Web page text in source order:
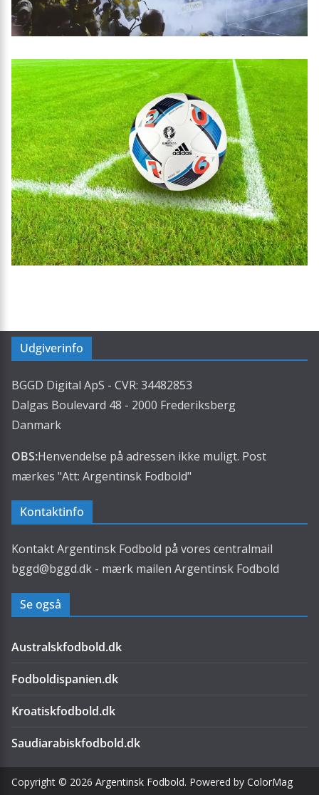
Udgiverinfo
BGGD Digital ApS - CVR: 34482853
Dalgas Boulevard 48 - 2000 Frederiksberg
Danmark
OBS:Henvendelse på adressen ikke muligt. Post
mærkes "Att: Argentinsk Fodbold"
Kontaktinfo
Kontakt Argentinsk Fodbold på vores centralmail
bggd@bggd.dk - mærk mailen Argentinsk Fodbold
Se også
Australskfodbold.dk
Fodboldispanien.dk
Kroatiskfodbold.dk
Saudiarabiskfodbold.dk
Copyright © 2026 Argentinsk Fodbold. Powered by ColorMag